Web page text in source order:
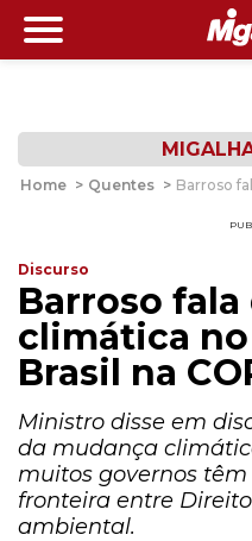
Home > Quentes > Barroso
Discurso
Barroso
climática
Brasil na
Ministro disse em
da mudança
muitos governos
fronteira entre
ambiental.